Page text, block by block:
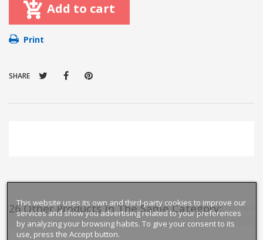
Add to cart
Print
SHARE
26 Other Products In The Same Category:prev next
This website uses its own and third-party cookies to improve our
services and show you advertising related to your preferences
by analyzing your browsing habits. To give your consent to its
use, press the Accept button.